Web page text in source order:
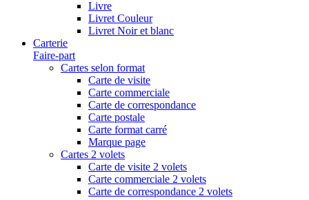
Livre
Livret Couleur
Livret Noir et blanc
Carterie
Faire-part
Cartes selon format
Carte de visite
Carte commerciale
Carte de correspondance
Carte postale
Carte format carré
Marque page
Cartes 2 volets
Carte de visite 2 volets
Carte commerciale 2 volets
Carte de correspondance 2 volets